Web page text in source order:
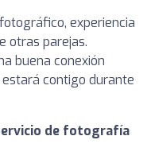
experiencia
otras parejas.
buena conexión
contigo durante
de fotografía